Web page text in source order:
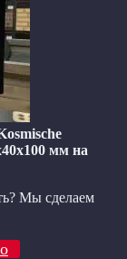
мм на
Мы сделаем